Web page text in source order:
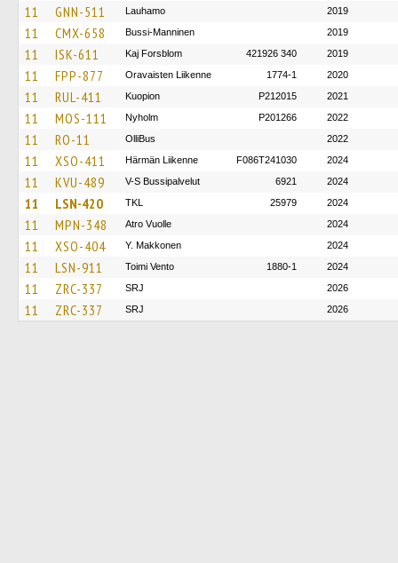
11 GNN-511 Lauhamo 2019
11 CMX-658 Bussi-Manninen 2019
11 ISK-611 Kaj Forsblom 421926 340 2019
11 FPP-877 Oravaisten Liikenne 1774-1 2020
11 RUL-411 Kuopion P212015 2021
11 MOS-111 Nyholm P201266 2022
11 RO-11 OlliBus 2022
11 XSO-411 Härmän Liikenne F086T241030 2024
11 KVU-489 V-S Bussipalvelut 6921 2024
11 LSN-420 TKL 25979 2024
11 MPN-348 Atro Vuolle 2024
11 XSO-404 Y. Makkonen 2024
11 LSN-911 Toimi Vento 1880-1 2024
11 ZRC-337 SRJ 2026
11 ZRC-337 SRJ 2026